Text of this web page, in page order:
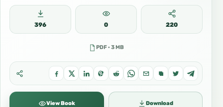
396 0 220
PDF · 3 MB
View Book Download